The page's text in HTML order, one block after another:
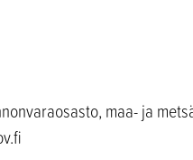
maa- ja